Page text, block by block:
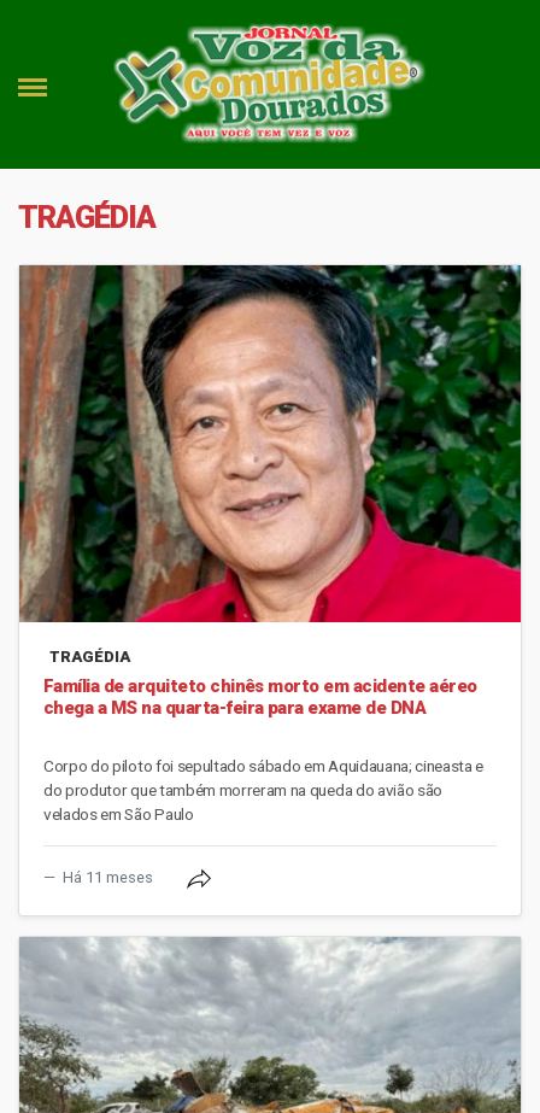
TRAGÉDIA
TRAGÉDIA
Família de arquiteto chinês morto em acidente aéreo
chega a MS na quarta-feira para exame de DNA
Corpo do piloto foi sepultado sábado em Aquidauana; cineasta e
do produtor que também morreram na queda do avião são
velados em São Paulo
Há 11 meses